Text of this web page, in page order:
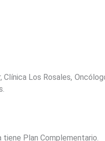
Los Rosales,
tiene Plan Complementario.